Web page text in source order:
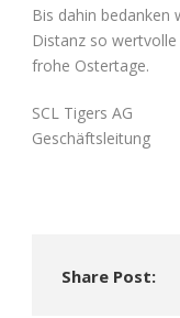
Bis dahin bedanken
Distanz so
frohe Ostertage.
SCL Tigers AG
Geschäftsleitung
Share Post: